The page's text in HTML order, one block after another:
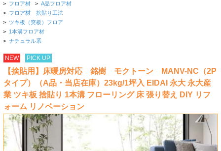
> フロア材 > A品フロア材
> フロア材 捨貼り工法
> ツキ板（突板）フロア
> 1本溝フロア材
> ナチュラル系
NEW PICK UP
【捨貼用】床暖房対応 銘樹 モクトーン MANV-NC（2P
タイプ）（A品・当店在庫）23kg/1坪入 EIDAI 永大 永大産
業 ツキ板 捨貼り 1本溝 フローリング 床 張り替え DIY リフ
ォーム リノベーション